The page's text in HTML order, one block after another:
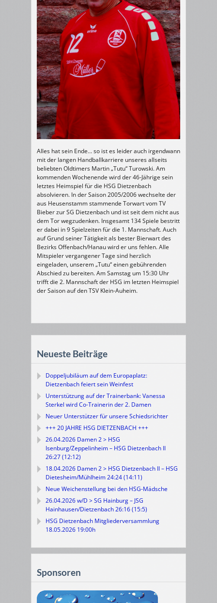
Alles hat sein Ende… so ist es leider auch irgendwann
mit der langen Handballkarriere unseres allseits
beliebten Oldtimers Martin „Tutu“ Turowski. Am
kommenden Wochenende wird der 46-Jährige sein
letztes Heimspiel für die HSG Dietzenbach
absolvieren. In der Saison 2005/2006 wechselte der
aus Heusenstamm stammende Torwart vom TV
Bieber zur SG Dietzenbach und ist seit dem nicht aus
dem Tor wegzudenken. Insgesamt 134 Spiele bestritt
er dabei in 9 Spielzeiten für die 1. Mannschaft. Auch
auf Grund seiner Tätigkeit als bester Bierwart des
Bezirks Offenbach/Hanau wird er uns fehlen. Alle
Mitspieler vergangener Tage sind herzlich
eingeladen, unserem „Tutu“ einen gebührenden
Abschied zu bereiten. Am Samstag um 15:30 Uhr
trifft die 2. Mannschaft der HSG im letzten Heimspiel
der Saison auf den TSV Klein-Auheim.
Neueste Beiträge
Doppeljubiläum auf dem Europaplatz:
Dietzenbach feiert sein Weinfest
Unterstützung auf der Trainerbank: Vanessa
Sterkel wird Co-Trainerin der 2. Damen
Neuer Unterstützer für unsere Schiedsrichter
+++ 20 JAHRE HSG DIETZENBACH +++
26.04.2026 Damen 2 > HSG
Isenburg/Zeppelinheim – HSG Dietzenbach II
26:27 (12:12)
18.04.2026 Damen 2 > HSG Dietzenbach II – HSG
Dietesheim/Mühlheim 24:24 (14:11)
Neue Weichenstellung bei den HSG-Mädsche
26.04.2026 w/D > SG Hainburg – JSG
Hainhausen/Dietzenbach 26:16 (15:5)
HSG Dietzenbach Mitgliederversammlung
18.05.2026 19:00h
Sponsoren